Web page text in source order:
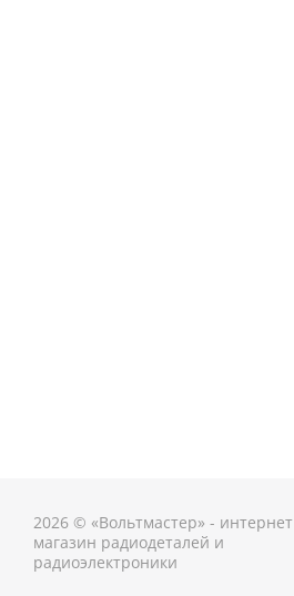
2026 © «Вольтмастер» - интернет
магазин радиодеталей и
радиоэлектроники